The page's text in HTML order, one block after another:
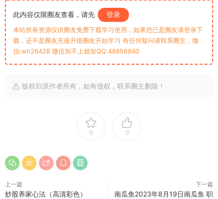
此内容仅限圈友查看，请先 登录
本站所有资源仅供圈友免费下载学习使用，如果您已是圈友请登录下
载，还不是圈友充值升级圈友开始学习 有任何疑问请联系圈主，微
信:wh26428 微信加不上就加QQ:48856940
版权归原作者所有，如有侵权，联系圈主删除！
0 0
上一篇
炒股养家心法（高清彩色）
下一篇
南瓜鱼2023年8月19日南瓜鱼 职